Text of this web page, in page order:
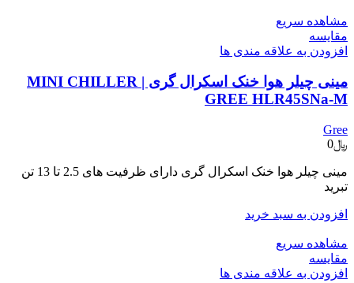
مشاهده سریع
مقایسه
افزودن به علاقه مندی ها
مینی چیلر هوا خنک اسکرال گری | MINI CHILLER
GREE HLR45SNa-M
Gree
﷼0
مینی چیلر هوا خنک اسکرال گری دارای ظرفیت های 2.5 تا 13 تن
تبرید
افزودن به سبد خرید
مشاهده سریع
مقایسه
افزودن به علاقه مندی ها